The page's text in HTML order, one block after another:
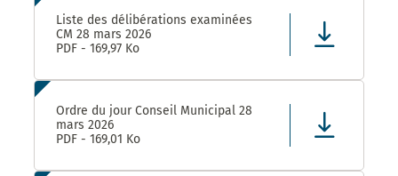
Liste des délibérations examinées
CM 28 mars 2026
PDF - 169,97 Ko
Ordre du jour Conseil Municipal 28
mars 2026
PDF - 169,01 Ko